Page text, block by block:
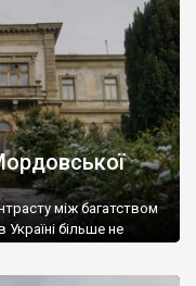
між багатством
більше не